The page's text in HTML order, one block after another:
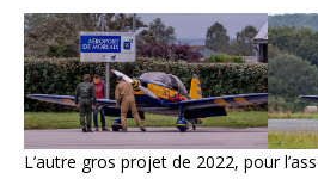
L’autre gros projet de 2022, pour